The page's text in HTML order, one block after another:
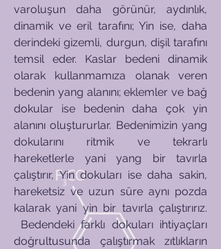
varoluşun daha görünür, aydınlık,
dinamik ve eril tarafını; Yin ise, daha
derindeki gizemli, durgun, dişil tarafını
temsil eder. Kaslar bedeni dinamik
olarak kullanmamıza olanak veren
bedenin yang alanını; eklemler ve bağ
dokular ise bedenin daha çok yin
alanını oluştururlar. Bedenimizin yang
dokularını ritmik ve tekrarlı
hareketlerle yani yang bir tavırla
çalıştırır, Yin dokuları ise daha sakin,
hareketsiz ve uzun süre aynı pozda
kalarak yani yin bir tavırla çalıştırırız.
Bedendeki farklı dokuları ihtiyaçları
doğrultusunda çalıştırmak zıtlıkların